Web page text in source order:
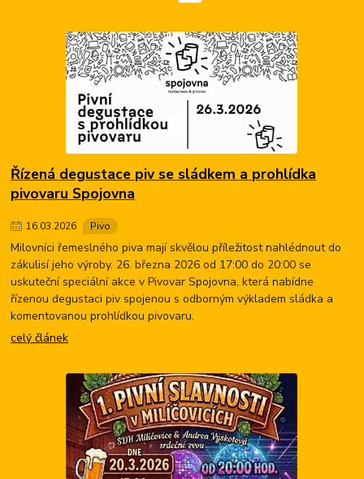
Řízená degustace piv se sládkem a prohlídka
pivovaru Spojovna
16.03.2026 Pivo
Milovníci řemeslného piva mají skvělou příležitost nahlédnout do
zákulisí jeho výroby. 26. března 2026 od 17:00 do 20:00 se
uskuteční speciální akce v Pivovar Spojovna, která nabídne
řízenou degustaci piv spojenou s odborným výkladem sládka a
komentovanou prohlídkou pivovaru.
celý článek